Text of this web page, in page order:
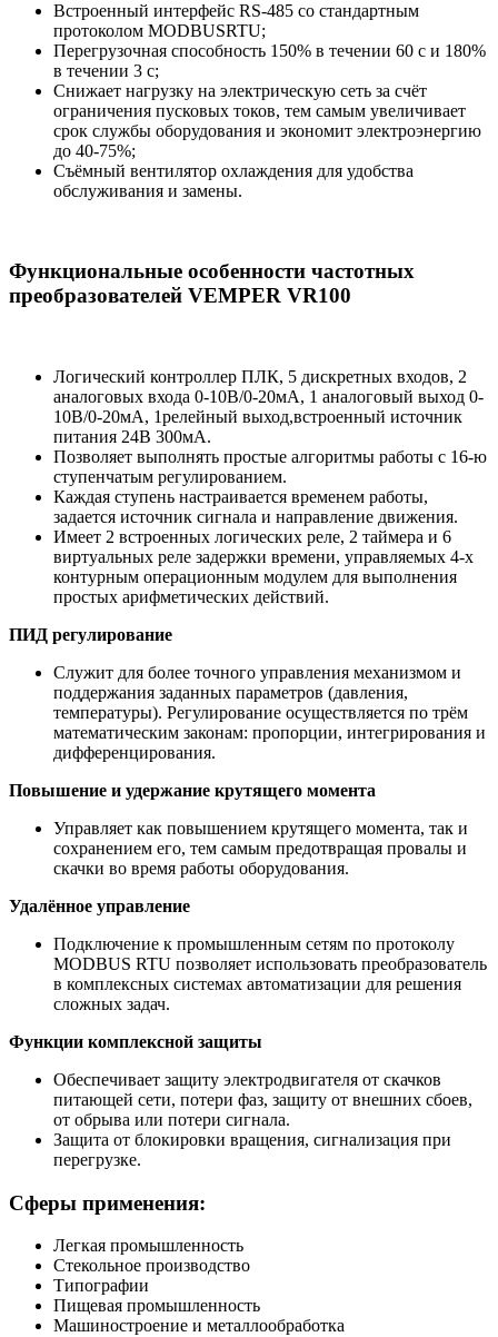
Встроенный интерфейс RS-485 со стандартным
протоколом MODBUSRTU;
Перегрузочная способность 150% в течении 60 с и 180%
в течении 3 с;
Снижает нагрузку на электрическую сеть за счёт
ограничения пусковых токов, тем самым увеличивает
срок службы оборудования и экономит электроэнергию
до 40-75%;
Съёмный вентилятор охлаждения для удобства
обслуживания и замены.
Функциональные особенности частотных
преобразователей VEMPER VR100
Логический контроллер ПЛК, 5 дискретных входов, 2
аналоговых входа 0-10В/0-20мА, 1 аналоговый выход 0-
10В/0-20мА, 1релейный выход,встроенный источник
питания 24В 300мА.
Позволяет выполнять простые алгоритмы работы с 16-ю
ступенчатым регулированием.
Каждая ступень настраивается временем работы,
задается источник сигнала и направление движения.
Имеет 2 встроенных логических реле, 2 таймера и 6
виртуальных реле задержки времени, управляемых 4-х
контурным операционным модулем для выполнения
простых арифметических действий.
ПИД регулирование
Служит для более точного управления механизмом и
поддержания заданных параметров (давления,
температуры). Регулирование осуществляется по трём
математическим законам: пропорции, интегрирования и
дифференцирования.
Повышение и удержание крутящего момента
Управляет как повышением крутящего момента, так и
сохранением его, тем самым предотвращая провалы и
скачки во время работы оборудования.
Удалённое управление
Подключение к промышленным сетям по протоколу
MODBUS RTU позволяет использовать преобразователь
в комплексных системах автоматизации для решения
сложных задач.
Функции комплексной защиты
Обеспечивает защиту электродвигателя от скачков
питающей сети, потери фаз, защиту от внешних сбоев,
от обрыва или потери сигнала.
Защита от блокировки вращения, сигнализация при
перегрузке.
Сферы применения:
Легкая промышленность
Стекольное производство
Типографии
Пищевая промышленность
Mашиностроение и металлообработка